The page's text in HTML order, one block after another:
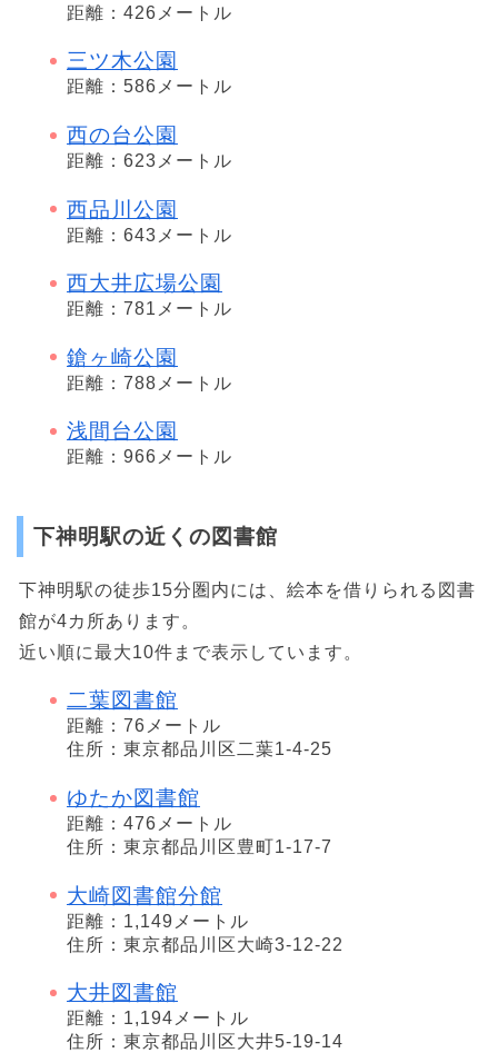
距離：426メートル
三ツ木公園
距離：586メートル
西の台公園
距離：623メートル
西品川公園
距離：643メートル
西大井広場公園
距離：781メートル
鎗ヶ崎公園
距離：788メートル
浅間台公園
距離：966メートル
下神明駅の近くの図書館
下神明駅の徒歩15分圏内には、絵本を借りられる図書
館が4カ所あります。
近い順に最大10件まで表示しています。
二葉図書館
距離：76メートル
住所：東京都品川区二葉1-4-25
ゆたか図書館
距離：476メートル
住所：東京都品川区豊町1-17-7
大崎図書館分館
距離：1,149メートル
住所：東京都品川区大崎3-12-22
大井図書館
距離：1,194メートル
住所：東京都品川区大井5-19-14